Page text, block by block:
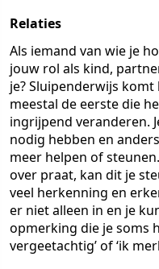
Relaties
Als iemand van wie je
jouw rol als kind,
je? Sluipenderwijs
meestal de eerste die
ingrijpend veranderen.
nodig hebben en
meer helpen of
over praat, kan dit je
veel herkenning en
er niet alleen in en je
opmerking die je soms
vergeetachtig’ of ‘ik